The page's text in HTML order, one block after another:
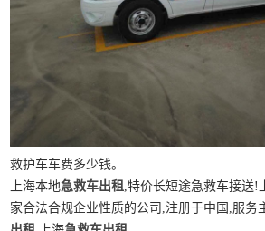
救护车车费多少钱。
上海本地急救车出租 ,特价长短途急救车接送!
家合法合规企业性质的公司,注册于中国,服务